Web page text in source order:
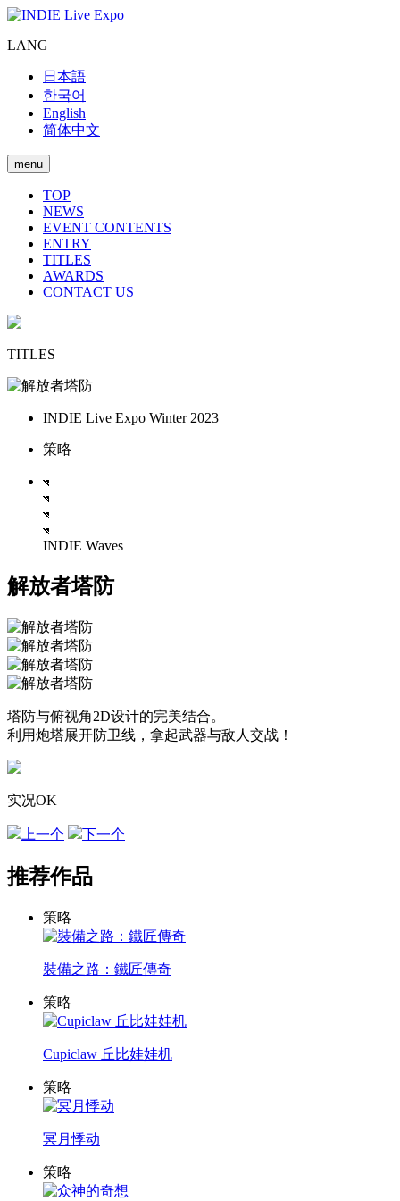
LANG
日本語
한국어
English
简体中文
menu
TOP
NEWS
EVENT CONTENTS
ENTRY
TITLES
AWARDS
CONTACT US
TITLES
INDIE Live Expo Winter 2023
策略
INDIE Waves
解放者塔防
塔防与俯视角2D设计的完美结合。
利用炮塔展开防卫线，拿起武器与敌人交战！
实况OK
上一个 下一个
推荐作品
策略
裝備之路：鐵匠傳奇
策略
Cupiclaw 丘比娃娃机
策略
冥月悸动
策略